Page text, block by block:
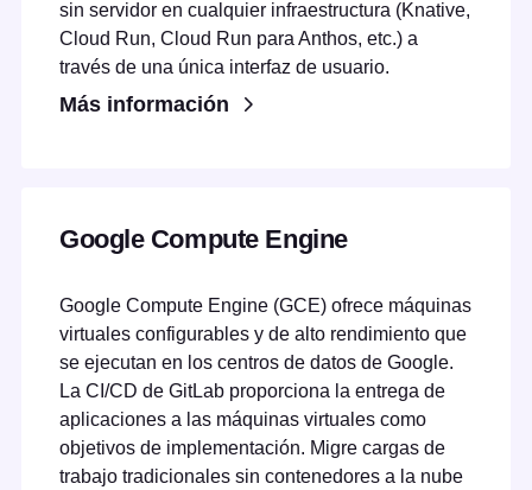
sin servidor en cualquier infraestructura (Knative,
Cloud Run, Cloud Run para Anthos, etc.) a
través de una única interfaz de usuario.
Más información
Google Compute Engine
Google Compute Engine (GCE) ofrece máquinas
virtuales configurables y de alto rendimiento que
se ejecutan en los centros de datos de Google.
La CI/CD de GitLab proporciona la entrega de
aplicaciones a las máquinas virtuales como
objetivos de implementación. Migre cargas de
trabajo tradicionales sin contenedores a la nube